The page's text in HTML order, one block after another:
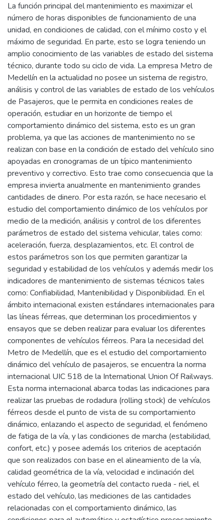
La función principal del mantenimiento es maximizar el
número de horas disponibles de funcionamiento de una
unidad, en condiciones de calidad, con el mínimo costo y el
máximo de seguridad. En parte, esto se logra teniendo un
amplio conocimiento de las variables de estado del sistema
técnico, durante todo su ciclo de vida. La empresa Metro de
Medellín en la actualidad no posee un sistema de registro,
análisis y control de las variables de estado de los vehículos
de Pasajeros, que le permita en condiciones reales de
operación, estudiar en un horizonte de tiempo el
comportamiento dinámico del sistema, esto es un gran
problema, ya que las acciones de mantenimiento no se
realizan con base en la condición de estado del vehículo sino
apoyadas en cronogramas de un típico mantenimiento
preventivo y correctivo. Esto trae como consecuencia que la
empresa invierta anualmente en mantenimiento grandes
cantidades de dinero. Por esta razón, se hace necesario el
estudio del comportamiento dinámico de los vehículos por
medio de la medición, análisis y control de los diferentes
parámetros de estado del sistema vehicular, tales como:
aceleración, fuerza, desplazamientos, etc. El control de
estos parámetros son los que permiten garantizar la
seguridad y estabilidad de los vehículos y además medir los
indicadores de mantenimiento de sistemas técnicos tales
como: Confiabilidad, Mantenibilidad y Disponibilidad. En el
ámbito internacional existen estándares internacionales para
las líneas férreas, que determinan los procedimientos y
ensayos que se deben realizar para evaluar los diferentes
componentes de vehículos férreos. Para la necesidad del
Metro de Medellín, que es el estudio del comportamiento
dinámico del vehículo de pasajeros, se encuentra la norma
internacional UIC 518 de la International Union Of Railways.
Esta norma internacional abarca todas las indicaciones para
realizar las pruebas de rodadura (rolling stock) de vehículos
férreos desde el punto de vista de su comportamiento
dinámico, enlazando el aspecto de seguridad, el fenómeno
de fatiga de la vía, y las condiciones de marcha (estabilidad,
confort, etc.) y posee además los criterios de aceptación
que son realizados con base en el alineamiento de la vía,
calidad geométrica de la vía, velocidad e inclinación del
vehículo férreo, la geometría del contacto rueda - riel, el
estado del vehículo, las mediciones de las cantidades
relacionadas con el comportamiento dinámico, las